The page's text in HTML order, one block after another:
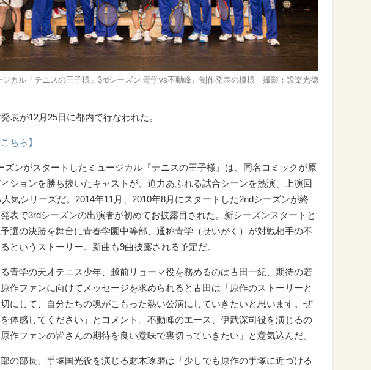
ジカル「テニスの王子様」3rdシーズン 青学vs不動峰』制作発表の模様 撮影：設楽光徳
表が12月25日に都内で行なわれた。
ちら】
ズンがスタートしたミュージカル『テニスの王子様』は、同名コミックが原
ションを勝ち抜いたキャストが、迫力あふれる試合シーンを熱演、上演回
気シリーズだ。2014年11月、2010年8月にスタートした2ndシーズンが終
表で3rdシーズンの出演者が初めてお披露目された。新シーズンスタートと
選の決勝を舞台に青春学園中等部、通称青学（せいがく）が対戦相手の不
というストーリー。新曲も9曲披露される予定だ。
青学の天才テニス少年、越前リョーマ役を務めるのは古田一紀、期待の若
作ファンに向けてメッセージを求められると古田は「原作のストーリーと
にして、自分たちの魂がこもった熱い公演にしていきたいと思います。ぜ
体感してください」とコメント。不動峰のエース、伊武深司役を演じるの
作ファンの皆さんの期待を良い意味で裏切っていきたい」と意気込んだ。
の部長、手塚国光役を演じる財木琢磨は「少しでも原作の手塚に近づける